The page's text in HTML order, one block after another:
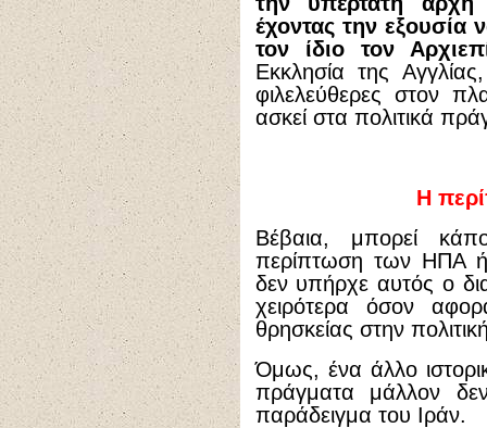
έχοντας την εξουσία
τον ίδιο τον
Εκκλησία της
φιλελεύθερες στον
ασκεί στα πολιτικά
Η
Βέβαια, μπορεί
περίπτωση των ΗΠΑ
δεν υπήρχε αυτός ο
χειρότερα όσον
θρησκείας στην
Όμως, ένα άλλο
πράγματα μάλλον
παράδειγμα του Ιράν.